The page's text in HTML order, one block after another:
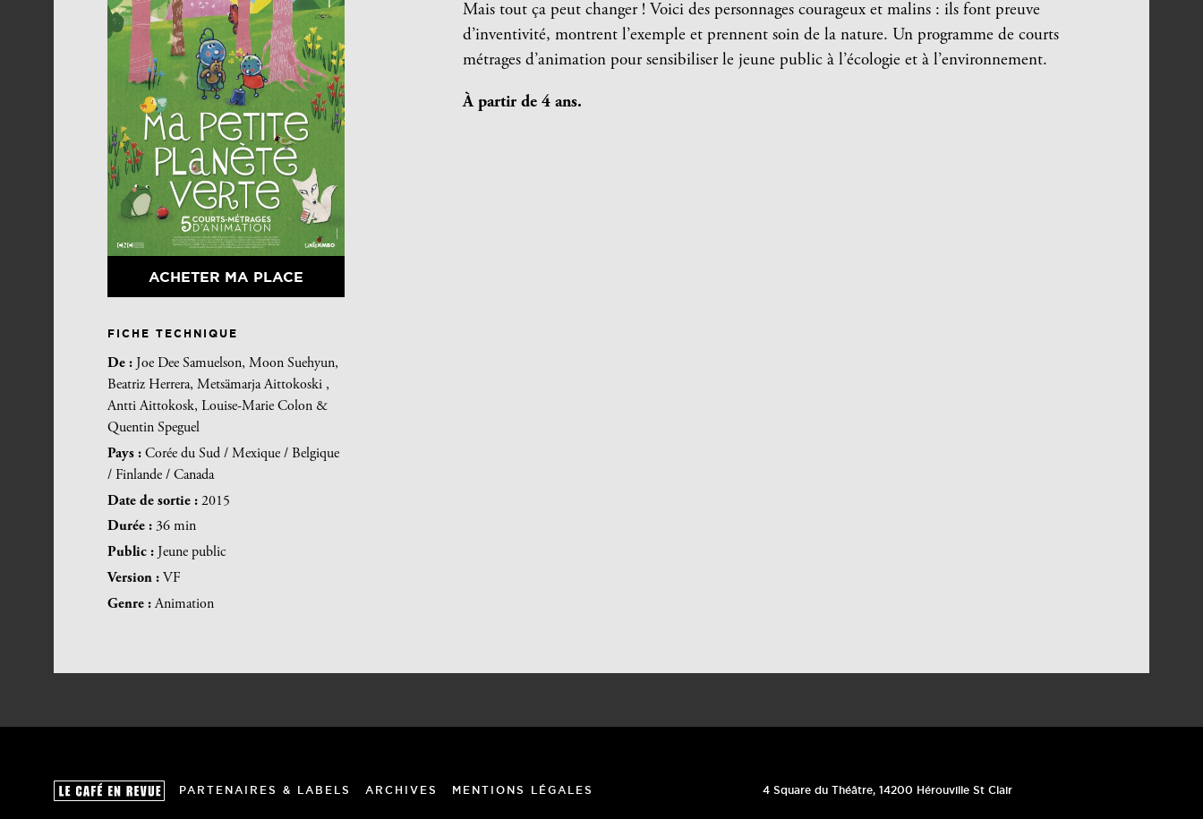
ACHETER MA PLACE
FICHE TECHNIQUE
De : Joe Dee Samuelson, Moon Suehyun,
Beatriz Herrera, Metsämarja Aittokoski ,
Antti Aittokosk, Louise-Marie Colon &
Quentin Speguel
Pays : Corée du Sud / Mexique / Belgique
/ Finlande / Canada
Date de sortie : 2015
Durée : 36 min
Public : Jeune public
Version : VF
Genre :Animation
Mais tout ça peut changer ! Voici des personnages courageux et malins : ils font preuve
d’inventivité, montrent l’exemple et prennent soin de la nature. Un programme de courts
métrages d’animation pour sensibiliser le jeune public à l’écologie et à l’environnement.
À partir de 4 ans.
PARTENAIRES & LABELS ARCHIVES MENTIONS LÉGALES 4 Square du Théâtre, 14200 Hérouville St Clair